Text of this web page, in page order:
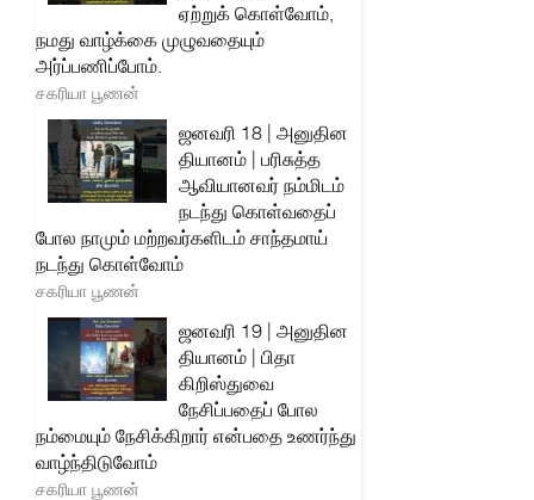
ஏற்றுக் கொள்வோம்,
நமது வாழ்க்கை முழுவதையும்
அர்ப்பணிப்போம்.
சகரியா பூணன்
ஜனவரி 18 | அனுதின
தியானம் | பரிசுத்த
ஆவியானவர் நம்மிடம்
நடந்து கொள்வதைப்
போல நாமும் மற்றவர்களிடம் சாந்தமாய்
நடந்து கொள்வோம்
சகரியா பூணன்
ஜனவரி 19 | அனுதின
தியானம் | பிதா
கிறிஸ்துவை
நேசிப்பதைப் போல
நம்மையும் நேசிக்கிறார் என்பதை உணர்ந்து
வாழ்ந்திடுவோம்
சகரியா பூணன்